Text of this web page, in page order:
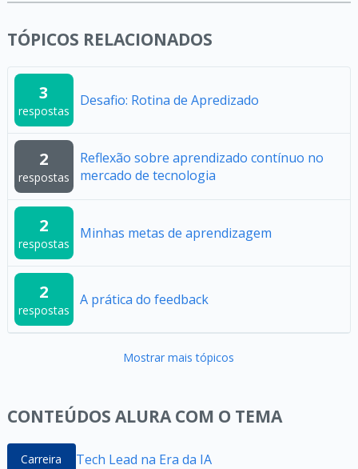
TÓPICOS RELACIONADOS
3
respostas
Desafio: Rotina de Apredizado
2
respostas
Reflexão sobre aprendizado contínuo no
mercado de tecnologia
2
respostas
Minhas metas de aprendizagem
2
respostas
A prática do feedback
Mostrar mais tópicos
CONTEÚDOS ALURA COM O TEMA
Carreira Tech Lead na Era da IA